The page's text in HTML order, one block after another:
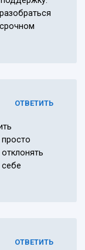
ОТВЕТИТЬ
ОТВЕТИТЬ